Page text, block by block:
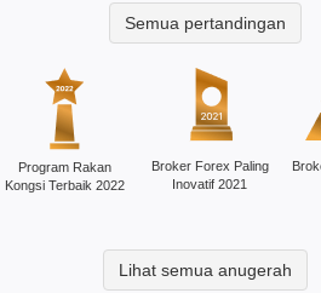
Semua pertandingan
Broker Forex Paling
Inovatif 2021
Program Rakan
Kongsi Terbaik 2022
Lihat semua anugerah